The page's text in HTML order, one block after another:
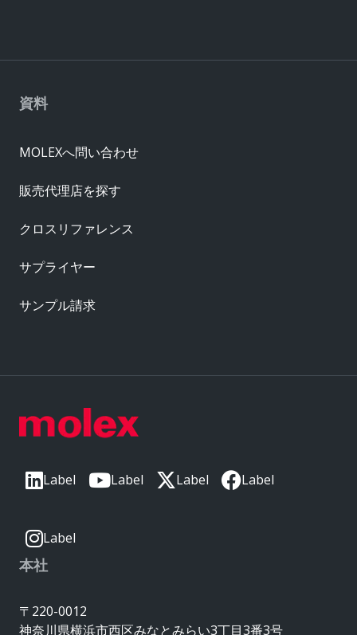
Label Label Label Label
Label
本社
〒220-0012
神奈川県横浜市西区みなとみらい3丁目3番3号
資料
MOLEXへ問い合わせ
販売代理店を探す
クロスリファレンス
サプライヤー
サンプル請求